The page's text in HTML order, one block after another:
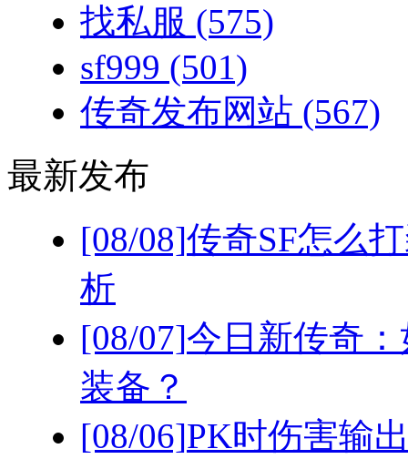
找私服 (575)
sf999 (501)
传奇发布网站 (567)
最新发布
[08/08]传奇SF怎么
析
[08/07]今日新传奇
装备？
[08/06]PK时伤害输